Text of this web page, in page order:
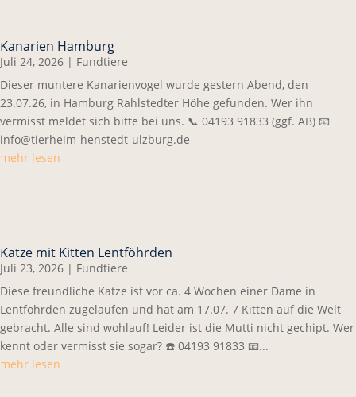
Kanarien Hamburg
Juli 24, 2026 | Fundtiere
Dieser muntere Kanarienvogel wurde gestern Abend, den
23.07.26, in Hamburg Rahlstedter Höhe gefunden. Wer ihn
vermisst meldet sich bitte bei uns. 📞 04193 91833 (ggf. AB) 📧
info@tierheim-henstedt-ulzburg.de
mehr lesen
Katze mit Kitten Lentföhrden
Juli 23, 2026 | Fundtiere
Diese freundliche Katze ist vor ca. 4 Wochen einer Dame in
Lentföhrden zugelaufen und hat am 17.07. 7 Kitten auf die Welt
gebracht. Alle sind wohlauf! Leider ist die Mutti nicht gechipt. Wer
kennt oder vermisst sie sogar? ☎️ 04193 91833 📧...
mehr lesen